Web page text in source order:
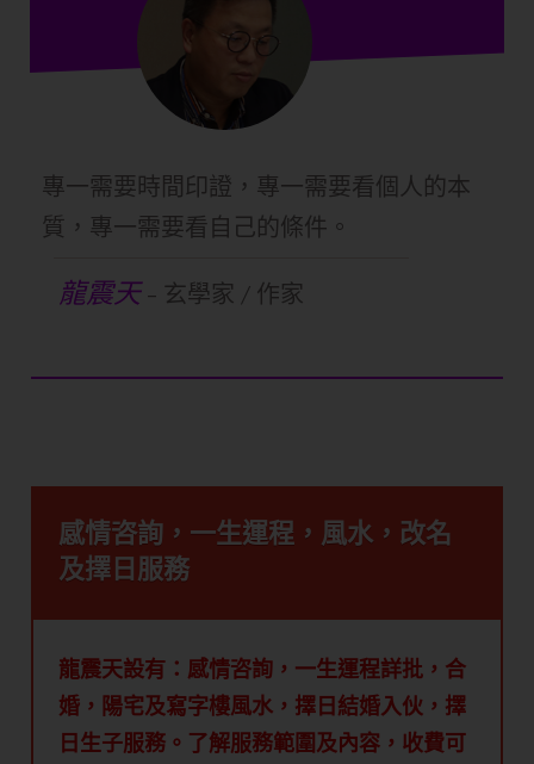
專一需要時間印證，專一需要看個人的本
質，專一需要看自己的條件。
​龍震天 - ​玄學家 / 作家
感情咨詢，一生運程，風水，改名
及擇日服務
龍震天設有：感情咨詢，一生運程詳批，合
婚，陽宅及寫字樓風水，擇日結婚入伙，擇
日生子服務。了解服務範圍及內容，收費可